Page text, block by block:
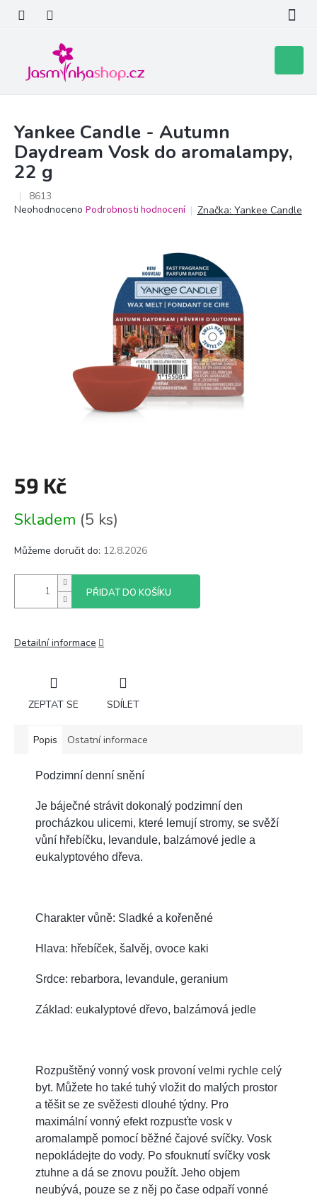
obsah
košík
Yankee Candle - Autumn
Daydream Vosk do aromalampy,
22 g
8613
Průměrné
Neohodnoceno Podrobnosti hodnocení Značka: Yankee Candle
59 Kč
cena:
Skladem (5 ks)
Můžeme doručit do: 12.8.2026
PŘIDAT DO KOŠÍKU
Detailní informace
ZEPTAT SE SDÍLET
Popis Ostatní informace
Podzimní denní snění
Je báječné strávit dokonalý podzimní den
procházkou ulicemi, které lemují stromy, se svěží
vůní hřebíčku, levandule, balzámové jedle a
eukalyptového dřeva.
Charakter vůně: Sladké a kořeněné
Hlava: hřebíček, šalvěj, ovoce kaki
Srdce: rebarbora, levandule, geranium
Základ: eukalyptové dřevo, balzámová jedle
Rozpuštěný vonný vosk provoní velmi rychle celý
byt. Můžete ho také tuhý vložit do malých prostor
a těšit se ze svěžesti dlouhé týdny. Pro
maximální vonný efekt rozpusťte vosk v
aromalampě pomocí běžné čajové svíčky. Vosk
nepokládejte do vody. Po sfouknutí svíčky vosk
ztuhne a dá se znovu použít. Jeho objem
neubývá, pouze se z něj po čase odpaří vonné